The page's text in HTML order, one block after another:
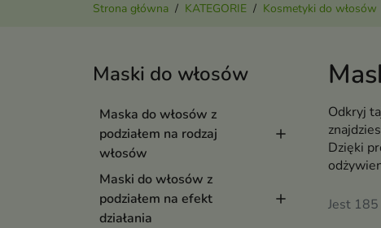
Strona główna KATEGORIE Kosmetyki do włosów
Maski do włosów
Maska do włosów z
podziałem na rodzaj
włosów
Maski do włosów z
podziałem na efekt
działania
Odkryj
Dzięki
Jest